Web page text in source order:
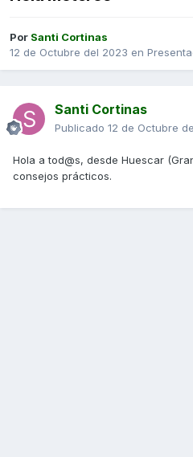
Por Santi Cortinas
12 de Octubre del 2023 en
Santi Cortinas
Publicado 12 de Octubre
Hola a tod@s, desde Huescar
consejos prácticos.